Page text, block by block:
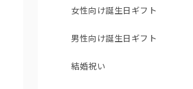
女性向け誕生日ギフト
男性向け誕生日ギフト
結婚祝い